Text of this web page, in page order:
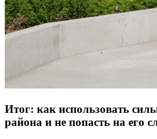
Итог: как использовать
района и не попасть на его